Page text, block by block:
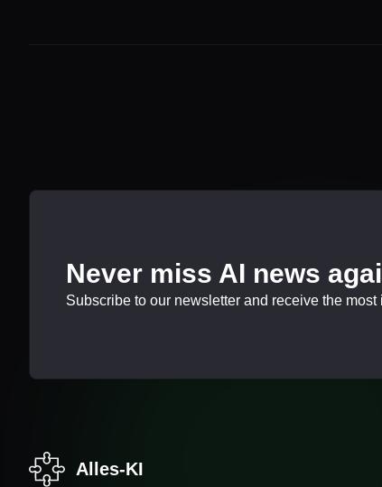
Never miss AI news
Subscribe to our newsletter and receive the
Alles-KI